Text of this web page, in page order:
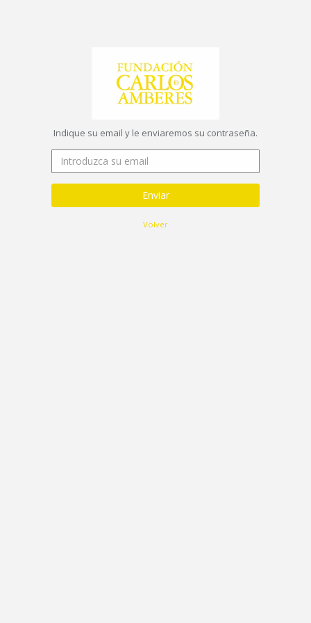
Indique su email y le enviaremos su contraseña.
Enviar
Volver